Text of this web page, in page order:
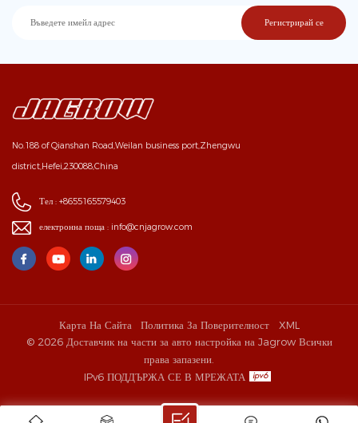
No.188 of Qianshan Road,Weilan business port,Zhengwu
district,Hefei,230088,China
Тел : +8655165579403
електронна поща : info@cnjagrow.com
Карта На Сайта Политика За Поверителност
XML
© 2026 Доставчик на части за авто настройка на Jagrow Всички
права запазени.
IPv6 ПОДДЪРЖА СЕ В МРЕЖАТА